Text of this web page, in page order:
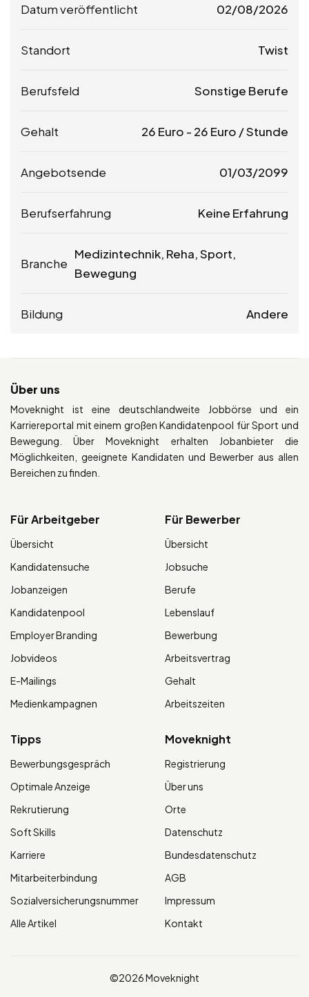
Datum veröffentlicht 02/08/2026
Standort Twist
Berufsfeld Sonstige Berufe
Gehalt 26 Euro - 26 Euro / Stunde
Angebotsende 01/03/2099
Berufserfahrung Keine Erfahrung
Branche
Medizintechnik, Reha, Sport,
Bewegung
Bildung Andere
Über uns
Moveknight ist eine deutschlandweite Jobbörse und ein
Karriereportal mit einem großen Kandidatenpool für Sport und
Bewegung. Über Moveknight erhalten Jobanbieter die
Möglichkeiten, geeignete Kandidaten und Bewerber aus allen
Bereichen zu finden.
Für Arbeitgeber
Übersicht
Kandidatensuche
Jobanzeigen
Kandidatenpool
Employer Branding
Jobvideos
E-Mailings
Medienkampagnen
Für Bewerber
Übersicht
Jobsuche
Berufe
Lebenslauf
Bewerbung
Arbeitsvertrag
Gehalt
Arbeitszeiten
Tipps
Bewerbungsgespräch
Optimale Anzeige
Rekrutierung
Soft Skills
Karriere
Mitarbeiterbindung
Sozialversicherungsnummer
Alle Artikel
Moveknight
Registrierung
Über uns
Orte
Datenschutz
Bundesdatenschutz
AGB
Impressum
Kontakt
©2026 Moveknight